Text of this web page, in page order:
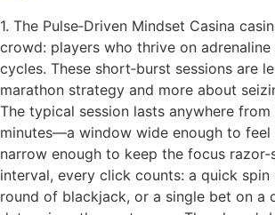
1. The Pulse‑Driven Mindset Casina
crowd: players who thrive on
cycles. These short‑burst sessions are
marathon strategy and more about
The typical session lasts anywhere
minutes—a window wide enough to feel
narrow enough to keep the focus
interval, every click counts: a quick spin
round of blackjack, or a single bet on a